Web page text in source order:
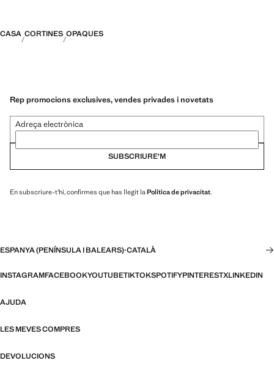
CASA CORTINES OPAQUES
Rep promocions exclusives, vendes privades i novetats
Adreça electrònica
SUBSCRIURE'M
En subscriure-t'hi, confirmes que has llegit laPolítica de privacitat.
ESPANYA (PENÍNSULA I BALEARS)·CATALÀ
INSTAGRAMFACEBOOKYOUTUBETIKTOKSPOTIFYPINTERESTXLINKEDIN
AJUDA
LES MEVES COMPRES
DEVOLUCIONS